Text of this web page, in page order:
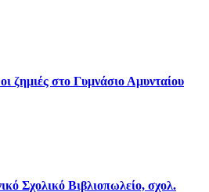
ζημιές στο Γυμνάσιο Αμυνταίου
Σχολικό Βιβλιοπωλείο, σχολ.